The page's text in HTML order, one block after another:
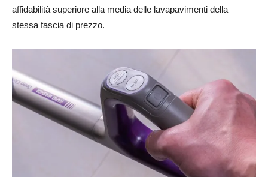
affidabilità superiore alla media delle lavapavimenti della
stessa fascia di prezzo.